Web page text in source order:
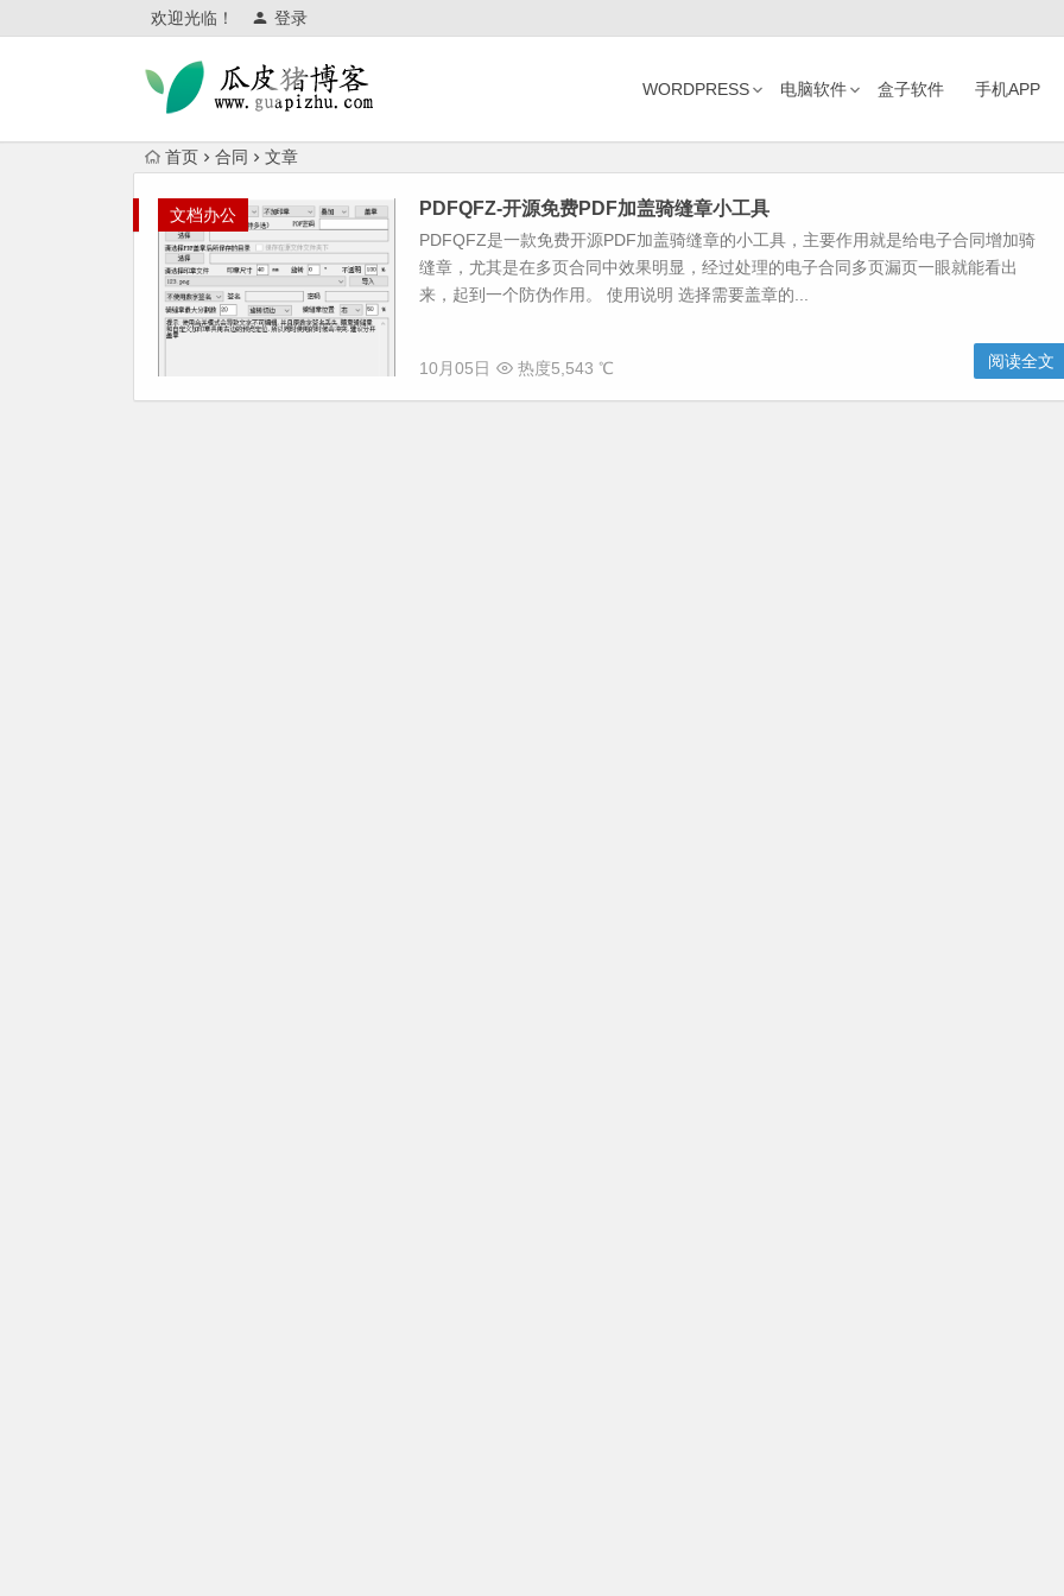
欢迎光临！ 登录
WORDPRESS 电脑软件 盒子软件 手机APP
首页 合同 文章
文档办公 PDFQFZ-开源免费PDF加盖骑缝章小工具
PDFQFZ是一款免费开源PDF加盖骑缝章的小工具，主要作用就是给电子合同增加骑
缝章，尤其是在多页合同中效果明显，经过处理的电子合同多页漏页一眼就能看出
来，起到一个防伪作用。 使用说明 选择需要盖章的...
10月05日 热度5,543 ℃ 阅读全文